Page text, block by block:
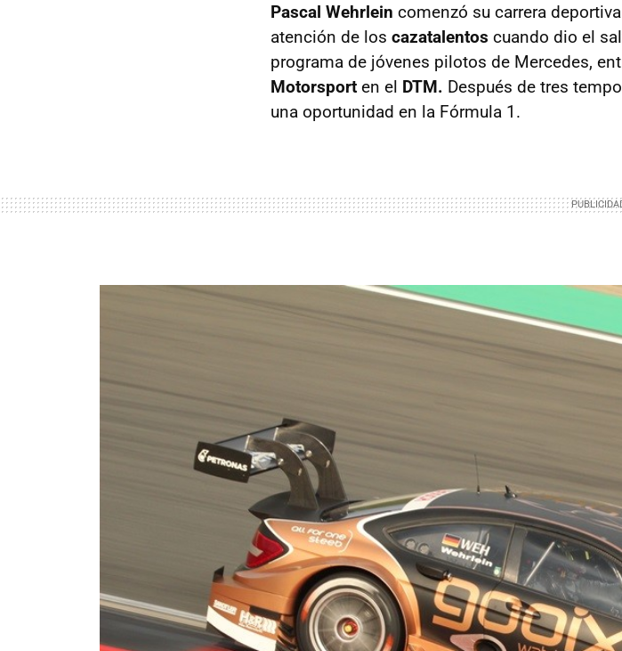
Pascal Wehrlein comenzó su carrera
atención de los cazatalentos cuando dio el
programa de jóvenes pilotos de Mercedes,
Motorsport en el DTM. Después de tres
una oportunidad en la Fórmula 1.